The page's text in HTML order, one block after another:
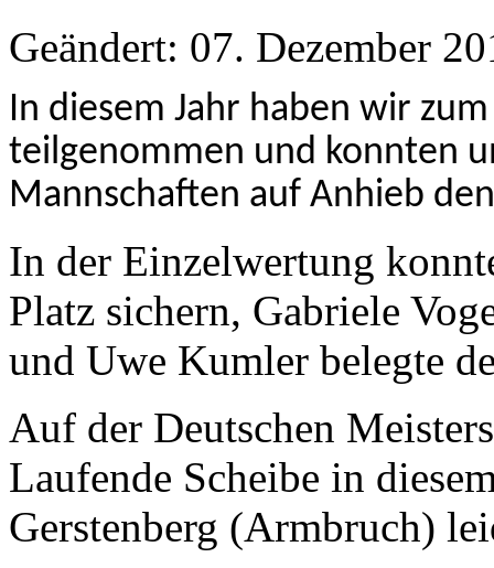
Geändert: 07. Dezember
In diesem Jahr haben wir
teilgenommen und konnten
Mannschaften auf Anhieb
In der Einzelwertung
Platz sichern, Gabriele
und Uwe Kumler belegte
Auf der Deutschen
Laufende Scheibe in
Gerstenberg (Armbruch)